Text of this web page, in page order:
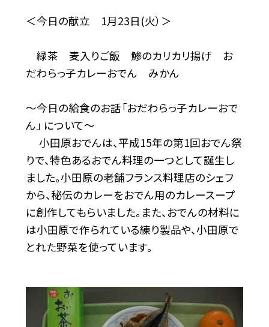
＜今日の献立 1月23日(火）＞
緑茶 麦入りご飯 鯵のカリカリ揚げ お
だわらっ子カレーおでん みかん
〜今日の給食のお話「おだわらっ子カレーおで
ん」 について〜
小田原おでんは、平成15年の第1回おでん祭
りで、特色あるおでん料理の一つとして誕生し
ました。小田原の老舗フランス料理店のシェフ
から、秘伝のカレーをおでん用のカレースープ
に創作してもらいました。また、おでんの材料に
は小田原で作られている練り製品や、小田原で
とれた野菜を使っています。